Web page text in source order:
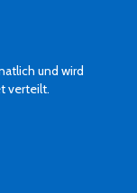
und wird
verteilt.